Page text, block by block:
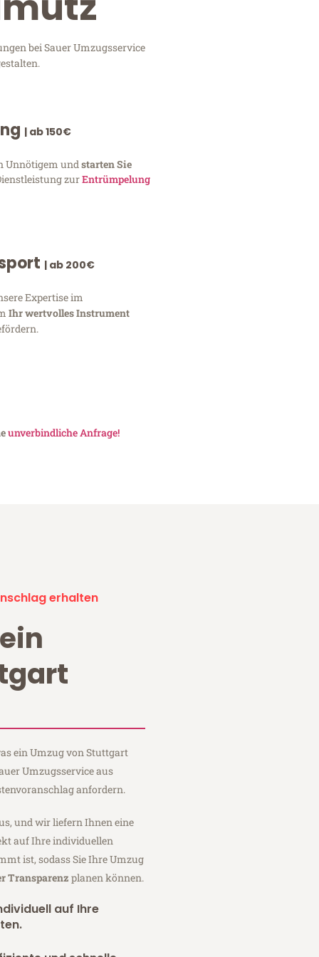
bei Sauer Umzugsservice
| ab 150€
Unnötigem und starten Sie
zurEntrümpelung
| ab 200€
Expertise im
Ihr wertvolles Instrument
unverbindliche Anfrage!
erhalten
ein Umzug von Stuttgart
Umzugsservice aus
anfordern.
und wir liefern Ihnen eine
auf Ihre individuellen
ist, sodass Sie Ihre Umzug
Transparenz planen können.
auf Ihre